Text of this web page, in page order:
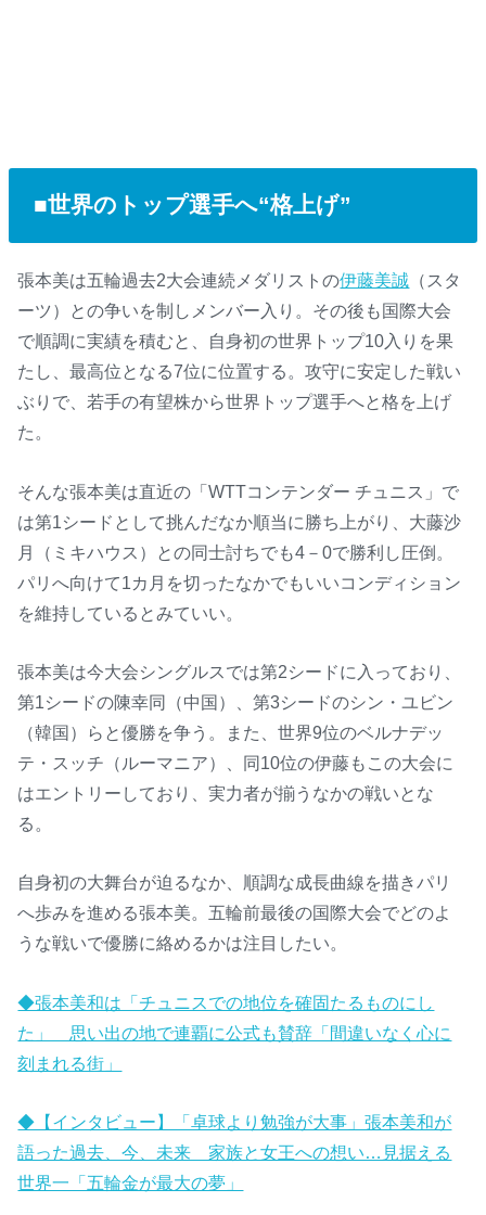
■世界のトップ選手へ“格上げ”
張本美は五輪過去2大会連続メダリストの伊藤美誠 （スタ
ーツ）との争いを制しメンバー入り。その後も国際大会
で順調に実績を積むと、自身初の世界トップ10入りを果
たし、最高位となる7位に位置する。攻守に安定した戦い
ぶりで、若手の有望株から世界トップ選手へと格を上げ
た。
そんな張本美は直近の「WTTコンテンダー チュニス」で
は第1シードとして挑んだなか順当に勝ち上がり、大藤沙
月（ミキハウス）との同士討ちでも4－0で勝利し圧倒。
パリへ向けて1カ月を切ったなかでもいいコンディション
を維持しているとみていい。
張本美は今大会シングルスでは第2シードに入っており、
第1シードの陳幸同（中国）、第3シードのシン・ユビン
（韓国）らと優勝を争う。また、世界9位のベルナデッ
テ・スッチ（ルーマニア）、同10位の伊藤もこの大会に
はエントリーしており、実力者が揃うなかの戦いとな
る。
自身初の大舞台が迫るなか、順調な成長曲線を描きパリ
へ歩みを進める張本美。五輪前最後の国際大会でどのよ
うな戦いで優勝に絡めるかは注目したい。
◆張本美和は「チュニスでの地位を確固たるものにし
た」 思い出の地で連覇に公式も賛辞「間違いなく心に
刻まれる街」
◆【インタビュー】「卓球より勉強が大事」張本美和が
語った過去、今、未来 家族と女王への想い…見据える
世界一「五輪金が最大の夢」